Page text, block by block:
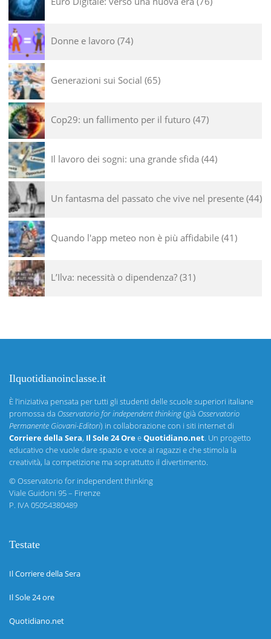
Donne e lavoro 74
Generazioni sui Social 65
Cop29: un fallimento per il futuro 47
Il lavoro dei sogni: una grande sfida 44
Un fantasma del passato che vive nel presente 44
Quando l'app meteo non è più affidabile 41
L’Ilva: necessità o dipendenza? 31
Ilquotidianoinclasse.it
È l’iniziativa pensata per tutti gli studenti delle scuole superiori italiane
promossa da Osservatorio for independent thinking(già Osservatorio
Permanente Giovani-Editori) in collaborazione con i siti internet di
Corriere della Sera, Il Sole 24 OreeQuotidiano.net. Un progetto
educativo che vuole dare spazio e voce ai ragazzi e che stimola la
creatività, la competizione ma soprattutto il divertimento.
©Osservatorio for independent thinking
Viale Guidoni 95 – Firenze
P. IVA 05054380489
Testate
Il Corriere della Sera
Il Sole 24 ore
Quotidiano.net